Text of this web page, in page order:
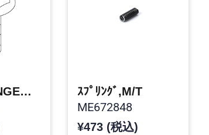
BOLT,FLANGE(10X30) ｽﾌﾟﾘﾝｸﾞ,M/T
ME672848
¥473 (税込)